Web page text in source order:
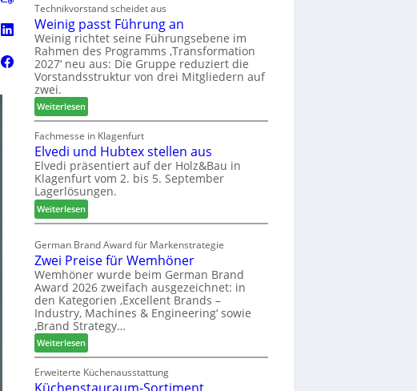
z
u
r
H
a
s
m
s
s
e
b
e
l
b
r
n
c
h
e
r
ö
r
t
r
t
Z
u
k
u
n
f
t
Technikvorstand scheidet aus
Weinig passt Führung an
Weinig richtet seine Führungsebene im
Rahmen des Programms ‚Transformation
2027‘ neu aus: Die Gruppe reduziert die
Vorstandsstruktur von drei Mitgliedern auf
zwei.
Weiterlesen:
W
e
i
n
i
g
a
s
t
F
ü
h
r
u
n
a
Fachmesse in Klagenfurt
Elvedi und Hubtex stellen aus
Elvedi präsentiert auf der Holz&Bau in
Klagenfurt vom 2. bis 5. September
Lagerlösungen.
Weiterlesen:
E
v
e
d
i
u
n
d
H
u
German Brand Award für Markenstrategie
Zwei Preise für Wemhöner
Wemhöner wurde beim German Brand
Award 2026 zweifach ausgezeichnet: in
den Kategorien ‚Excellent Brands –
Industry, Machines & Engineering‘ sowie
‚Brand Strategy…
Weiterlesen:
Z
w
e
Erweiterte Küchenausstattung